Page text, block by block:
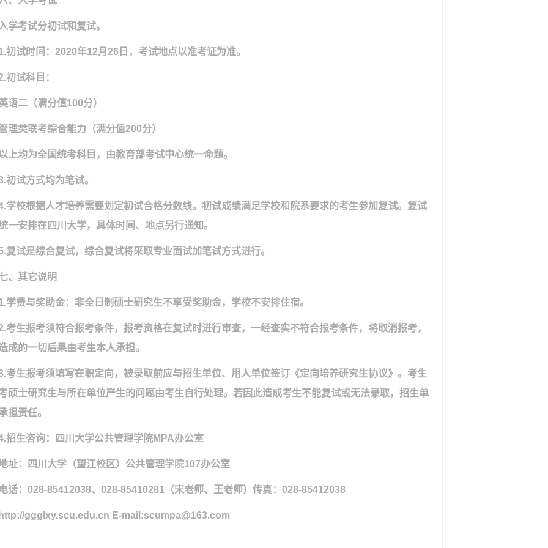
学考试分初试和复试。
初试时间： 2020年12月 26 日，考试地点以准考证为准。
初试科目：
语二（满分值100分）
理类联考综合能力（满分值200分）
上均为全国统考科目，由教育部考试中心统一命题。
初试方式均为笔试。
学校根据人才培养需要划定初试合格分数线。初试成绩满足学校和院系要求的考生参加复试。复试
一安排在四川大学，具体时间、地点另行通知。
复试是综合复试，综合复试将采取专业面试加笔试方式进行。
、其它说明
学费与奖助金：非全日制硕士研究生不享受奖助金，学校不安排住宿。
考生报考须符合报考条件，报考资格在复试时进行审查，一经查实不符合报考条件，将取消报考，
成的一切后果由考生本人承担。
考生报考须填写在职定向 ，被录取前应与招生单位、用人单位签订《定向培养研究生协议》。考生
硕士研究生与所在单位产生的问题由考生自行处理。若因此造成考生不能复试或无法录取，招生单
担责任。
招生咨询：四川大学公共管理学院MPA办公室
址：四川大学（望江校区）公共管理学院107办公室
话： 028-85412038、 028-85410281 （宋老师、王老师）传真： 028-85412038
ggglxy.scu.edu.cn E-mail:scumpa@163.com